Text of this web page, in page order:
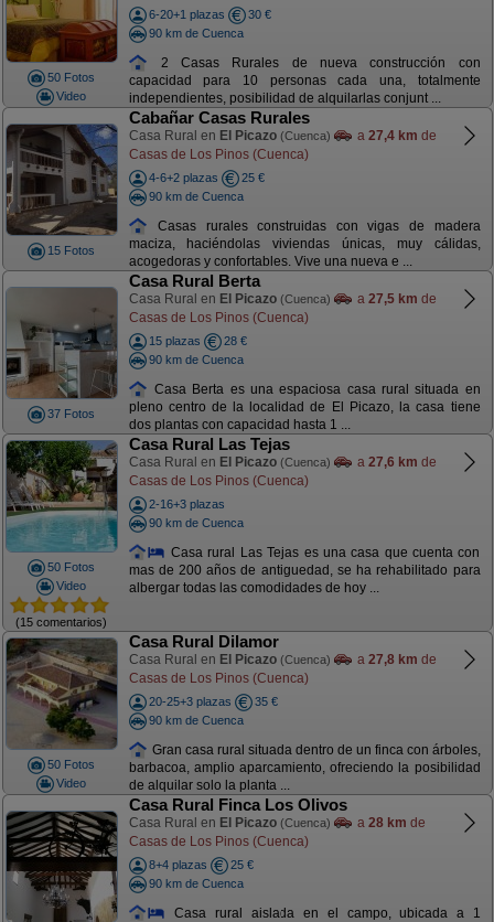
50 Fotos
Video
6-20+1 plazas
30 €
90 km de Cuenca
2 Casas Rurales de nueva construcción con
capacidad para 10 personas cada una, totalmente
independientes, posibilidad de alquilarlas conjunt ...
15 Fotos
Cabañar Casas Rurales
Casa Rural en El Picazo (Cuenca) a 27,4 km de
Casas de Los Pinos (Cuenca)
4-6+2 plazas
25 €
90 km de Cuenca
Casas rurales construidas con vigas de madera
maciza, haciéndolas viviendas únicas, muy cálidas,
acogedoras y confortables. Vive una nueva e ...
37 Fotos
Casa Rural Berta
Casa Rural en El Picazo (Cuenca) a 27,5 km de
Casas de Los Pinos (Cuenca)
15 plazas
28 €
90 km de Cuenca
Casa Berta es una espaciosa casa rural situada en
pleno centro de la localidad de El Picazo, la casa tiene
dos plantas con capacidad hasta 1 ...
50 Fotos
Video
(15 comentarios)
Casa Rural Las Tejas
Casa Rural en El Picazo (Cuenca) a 27,6 km de
Casas de Los Pinos (Cuenca)
2-16+3 plazas
90 km de Cuenca
Casa rural Las Tejas es una casa que cuenta con
mas de 200 años de antiguedad, se ha rehabilitado para
albergar todas las comodidades de hoy ...
50 Fotos
Video
Casa Rural Dilamor
Casa Rural en El Picazo (Cuenca) a 27,8 km de
Casas de Los Pinos (Cuenca)
20-25+3 plazas
35 €
90 km de Cuenca
Gran casa rural situada dentro de un finca con árboles,
barbacoa, amplio aparcamiento, ofreciendo la posibilidad
de alquilar solo la planta ...
Casa Rural Finca Los Olivos
Casa Rural en El Picazo (Cuenca) a 28 km de
Casas de Los Pinos (Cuenca)
8+4 plazas
25 €
90 km de Cuenca
Casa rural aislada en el campo, ubicada a 1